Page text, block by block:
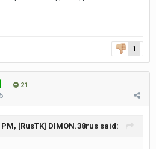
1
21
PM, [RusTK] DIMON.38rus said: